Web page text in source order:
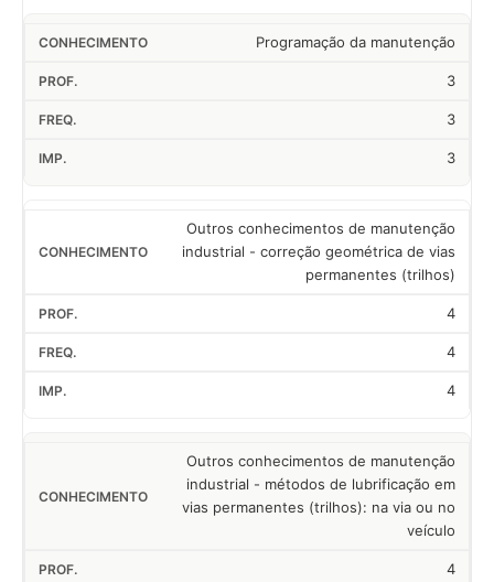
Programação da manutenção
3
3
3
Outros conhecimentos de manutenção
industrial - correção geométrica de vias
permanentes (trilhos)
4
4
4
Outros conhecimentos de manutenção
industrial - métodos de lubrificação em
vias permanentes (trilhos): na via ou no
veículo
4